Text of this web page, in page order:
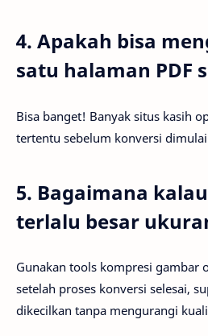
4. Apakah bisa
satu halaman PDF
Bisa banget! Banyak situs kasih
tertentu sebelum konversi
5. Bagaimana kalau
terlalu besar
Gunakan tools kompresi gambar
setelah proses konversi selesai,
dikecilkan tanpa mengurangi